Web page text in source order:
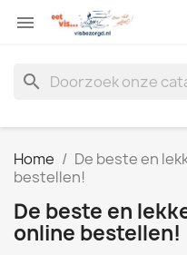

search
Home
De beste en
bestellen!
De beste en
online bestellen!